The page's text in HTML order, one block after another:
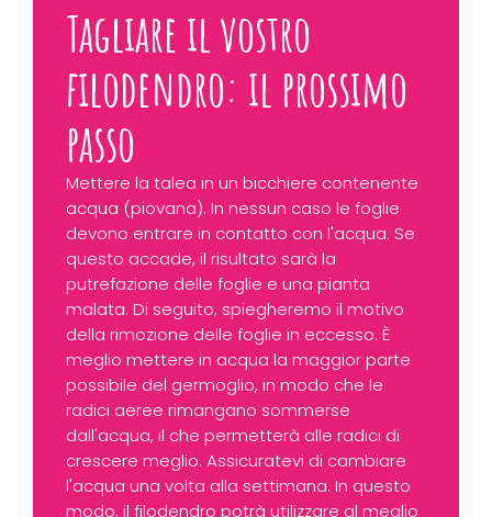
Tagliare il vostro
filodendro: il prossimo
passo
Mettere la talea in un bicchiere contenente
acqua (piovana). In nessun caso le foglie
devono entrare in contatto con l'acqua. Se
questo accade, il risultato sarà la
putrefazione delle foglie e una pianta
malata. Di seguito, spiegheremo il motivo
della rimozione delle foglie in eccesso. È
meglio mettere in acqua la maggior parte
possibile del germoglio, in modo che le
radici aeree rimangano sommerse
dall'acqua, il che permetterà alle radici di
crescere meglio. Assicuratevi di cambiare
l'acqua una volta alla settimana. In questo
modo, il filodendro potrà utilizzare al meglio